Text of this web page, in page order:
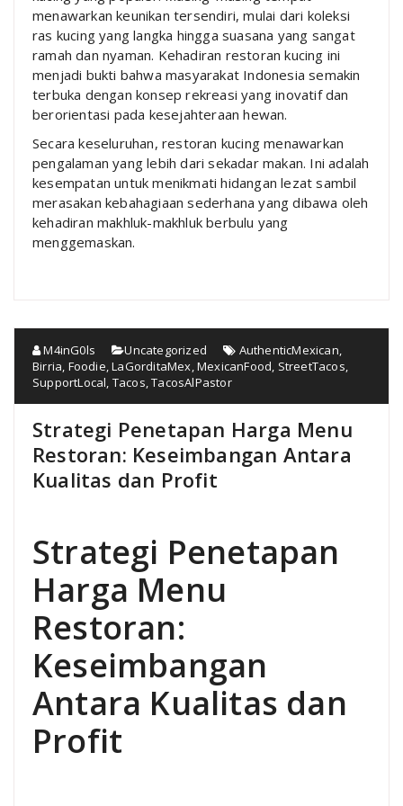
menawarkan keunikan tersendiri, mulai dari koleksi
ras kucing yang langka hingga suasana yang sangat
ramah dan nyaman. Kehadiran restoran kucing ini
menjadi bukti bahwa masyarakat Indonesia semakin
terbuka dengan konsep rekreasi yang inovatif dan
berorientasi pada kesejahteraan hewan.
Secara keseluruhan, restoran kucing menawarkan
pengalaman yang lebih dari sekadar makan. Ini adalah
kesempatan untuk menikmati hidangan lezat sambil
merasakan kebahagiaan sederhana yang dibawa oleh
kehadiran makhluk-makhluk berbulu yang
menggemaskan.
M4inG0ls Uncategorized AuthenticMexican
Birria Foodie ,LaGorditaMex ,MexicanFood StreetTacos
SupportLocal Tacos ,TacosAlPastor
Strategi Penetapan Harga Menu
Restoran: Keseimbangan Antara
Kualitas dan Profit
Strategi Penetapan
Harga Menu
Restoran:
Keseimbangan
Antara Kualitas dan
Profit